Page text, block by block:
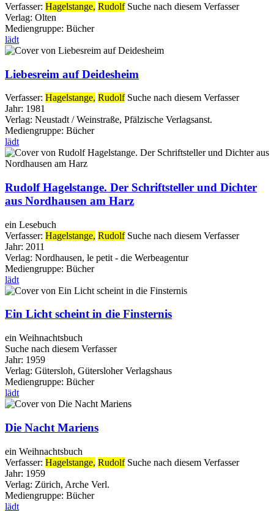
Verfasser: Hagelstange, Rudolf Suche nach diesem Verfasser
Verlag: Olten
Mediengruppe: Bücher
lädt
Liebesreim auf Deidesheim
Verfasser: Hagelstange, Rudolf Suche nach diesem Verfasser
Jahr: 1981
Verlag: Neustadt / Weinstraße, Pfälzische Verlagsanst.
Mediengruppe: Bücher
lädt
Rudolf Hagelstange. Der Schriftsteller und Dichter
aus Nordhausen am Harz
ein Lesebuch
Verfasser: Hagelstange, Rudolf Suche nach diesem Verfasser
Jahr: 2011
Verlag: Nordhausen, le petit - die Werbeagentur
Mediengruppe: Bücher
lädt
Ein Licht scheint in die Finsternis
ein Weihnachtsbuch
Suche nach diesem Verfasser
Jahr: 1959
Verlag: Gütersloh, Gütersloher Verlagshaus
Mediengruppe: Bücher
lädt
Die Nacht Mariens
ein Weihnachtsbuch
Verfasser: Hagelstange, Rudolf Suche nach diesem Verfasser
Jahr: 1959
Verlag: Zürich, Arche Verl.
Mediengruppe: Bücher
lädt